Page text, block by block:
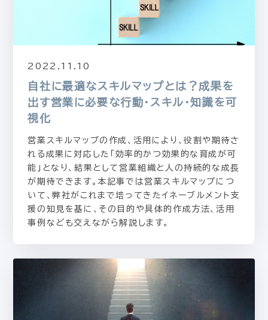
2022.11.10
自社に最適なスキルマップとは？成果を
出す営業に必要な行動・スキル・知識を可
視化
営業スキルマップの作成、活用により、役割や期待さ
れる成果に対応した「効率的かつ効果的な育成が可
能」となり、結果として営業組織と人の持続的な成長
が期待できます。本記事では営業スキルマップにつ
いて、弊社がこれまで培ってきたイネーブルメント支
援の知見を基に、その目的や具体的作成方法、活用
事例なども交えながら解説します。